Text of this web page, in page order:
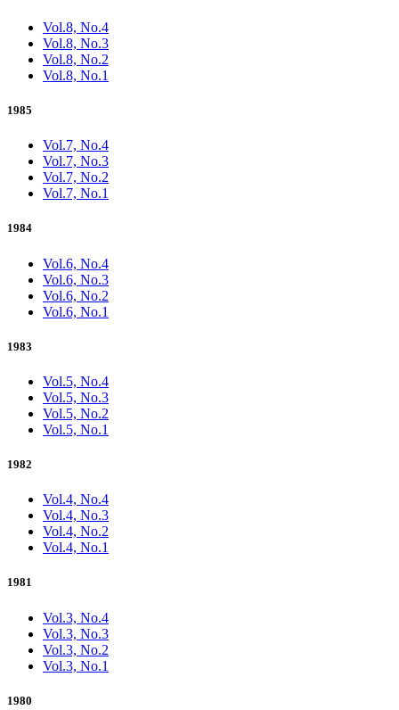
Vol.8, No.4
Vol.8, No.3
Vol.8, No.2
Vol.8, No.1
1985
Vol.7, No.4
Vol.7, No.3
Vol.7, No.2
Vol.7, No.1
1984
Vol.6, No.4
Vol.6, No.3
Vol.6, No.2
Vol.6, No.1
1983
Vol.5, No.4
Vol.5, No.3
Vol.5, No.2
Vol.5, No.1
1982
Vol.4, No.4
Vol.4, No.3
Vol.4, No.2
Vol.4, No.1
1981
Vol.3, No.4
Vol.3, No.3
Vol.3, No.2
Vol.3, No.1
1980